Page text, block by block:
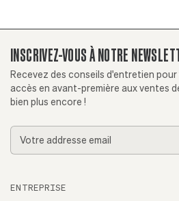
INSCRIVEZ-VOUS À NOTRE
Recevez des conseils d'entretien
accès en avant-première aux ventes
bien plus encore !
Addresse
email
ENTREPRISE